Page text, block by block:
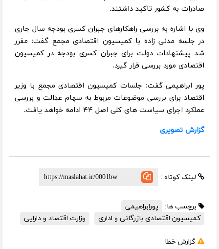
صادرات به کشور تاکید داشتند.
وی با اشاره به بررسی راهکارهای جبران کسری بودجه سال جاری
در جلسه مدنی زاده با کمیسیون اقتصادی مجمع گفت: مقرر
شد پیشنهادات دولت برای جبران کسری بودجه در کمیسیون
اقتصادی مورد بررسی قرار گیرد.
پور ابراهیمی گفت: جلسات کمیسیون اقتصادی مجمع با وزیر
اقتصاد برای بررسی موضوعات مربوط به سهام عدالت و بررسی
عملکرد اجرای سیاست های کلی اصل ۴۴ ادامه خواهد یافت.
گزارش تصویری
لینک کوتاه :
برچسب ها:
پورابراهیمی
کمیسیون اقتصادی بازرگانی و اداری
وزارت اقتصاد و دارایی
گزارش خطا